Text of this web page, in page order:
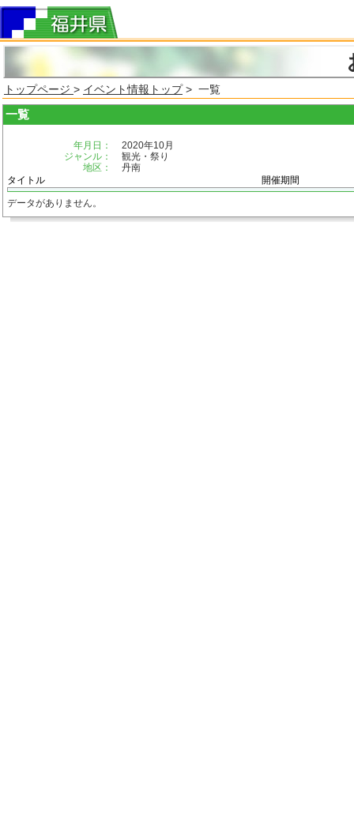
トップページ > イベント情報トップ> 一覧
一覧
年月日：
2020年10月
ジャンル：
観光・祭り
地区：
丹南
タイトル
開催期間
データがありません。